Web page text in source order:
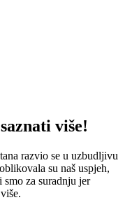
više!
razvio se u uzbudljivu
su naš uspjeh,
za suradnju jer